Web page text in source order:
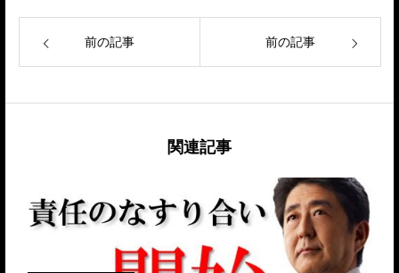
前の記事 前の記事
関連記事